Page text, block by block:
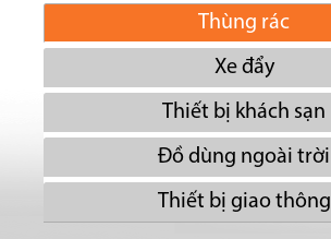
Thùng rác
Xe đẩy
Thiết bị khách sạn
Đồ dùng ngoài trời
Thiết bị giao thông